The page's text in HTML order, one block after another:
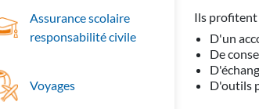
Assurance scolaire
responsabilité civile
Voyages
Ils profitent
D'un
De
D'outils